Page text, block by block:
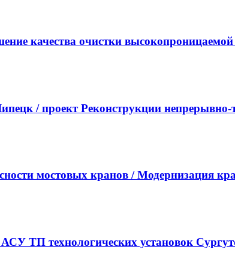
качества очистки
/ проект Реконструкции непрерывно-
мостовых кранов / Модернизация
ТП технологических установок